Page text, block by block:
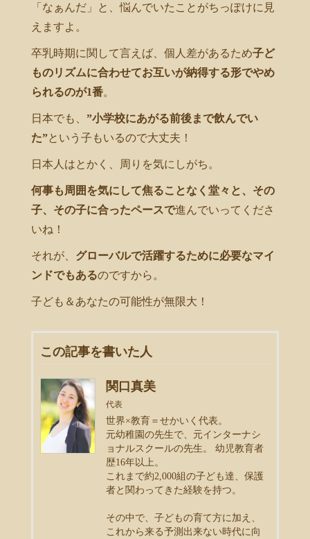
「なぁんだ」と、悩んでいたことがちっぽけに見
えますよ。
卒乳時期に関して言えば、個人差があるため子ど
ものリズムに合わせてお互いが納得する形でやめ
られるのが1番。
日本でも、 ”小学校にあがる前後まで飲んでい
た”という子もいるので大丈夫！
日本人はとかく、周りを気にしがち。
何事も周囲を気にして焦ることなく堂々と、その
子、その子に合ったペースで進んでいってくださ
いね！
それが、 グローバルで活躍するために必要なマイ
ンドでもあるのですから。
子ども＆あなたの可能性が無限大！
この記事を書いた人
関口真美
代表
世界×教育＝せかいく代表。
元幼稚園の先生で、元インターナシ
ョナルスクールの先生。 幼児教育者
歴16年以上。
これまで約2,000組の子ども達、保護
者と関わってきた経験を持つ。
その中で、子どもの育て方に加え、
これから来る予測出来ない時代に向